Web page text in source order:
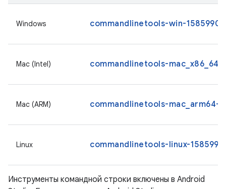
Windows commandlinetools-win-
Mac (Intel) commandlinetools-
Mac (ARM) commandlinetools-mac_arm64-
Linux commandlinetools-linux-
Инструменты командной строки включены в Android